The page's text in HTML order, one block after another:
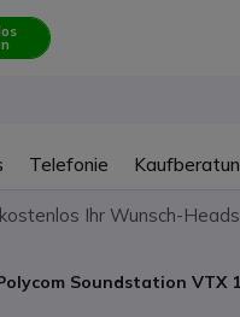
Telefonie
Ihr Wunsch-
Soundstation VTX